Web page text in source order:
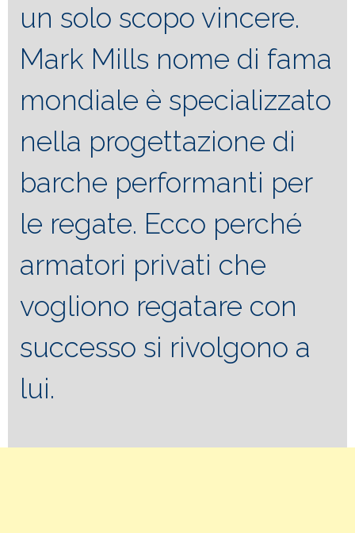
un solo scopo vincere.
Mark Mills nome di fama
mondiale è specializzato
nella progettazione di
barche performanti per
le regate. Ecco perché
armatori privati che
vogliono regatare con
successo si rivolgono a
lui.